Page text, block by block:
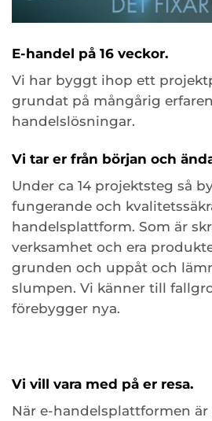
E-handel på 16 veckor.
Vi har byggt ihop ett
grundat på mångårig
handelslösningar.
Vi tar er från början och
Under ca 14 projektsteg så
fungerande och
handelsplattform. Som är
verksamhet och era
grunden och uppåt och
slumpen. Vi känner till
förebygger nya.
Vi vill vara med på er resa.
När e-handelsplattformen